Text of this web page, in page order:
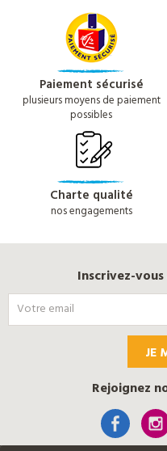
Paiement sécurisé
plusieurs moyens de paiement
possibles
Charte qualité
nos engagements
Inscrivez-
JE
Rejoignez